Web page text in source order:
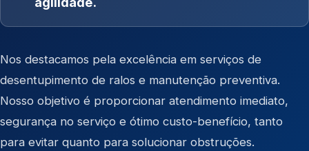
Nos destacamos pela excelência em serviços de
desentupimento de ralos e manutenção preventiva.
Nosso objetivo é proporcionar atendimento imediato,
segurança no serviço e ótimo custo-benefício, tanto
para evitar quanto para solucionar obstruções.